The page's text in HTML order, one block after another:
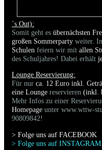
´s Out):
Somit geht es übernächsten
großen Sommerparty weiter. In
Schulen feiern wir mit allen
des Schuljahres! Dabei erhält
Lounge Reservierung:
Für nur ca. 12 Euro inkl.
eine Lounge reservieren (inkl.
Mehr Infos zu einer
Homepage unter www.wttw-
90809842!
> Folge uns auf FACEBOOK
> Folge uns auf INSTAGRAM